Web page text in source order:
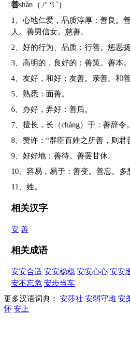
善shàn（ㄕㄢˋ）
1、心地仁爱，品质淳厚：善良。善心。善举。善事。善
人。善男信女。慈善。
2、好的行为、品质：行善。惩恶
3、高明的，良好的：善策。善本。
4、友好，和好：友善。亲善。和善
5、熟悉：面善。
6、办好，弄好：善后。
7、擅长，长（cháng）于：善辞令
8、赞许：“群臣百姓之所善，则君
9、好好地：善待。善罢甘休。
10、容易，易于：善变。善忘。多
11、姓。
相关汉字
安 善
相关成语
安安合适 安安稳稳 安安心心 安安
安不忘危 安步当车
更多汉语词典： 安莎社 安弱守雌 安
怀 安上